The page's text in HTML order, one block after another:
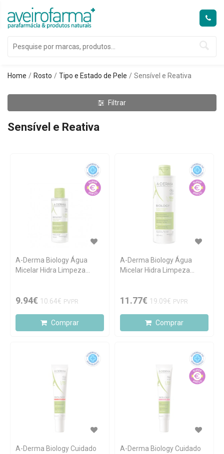
Home Rosto Tipo e Estado de Pele Sensível e Reativa
Filtrar
Sensível e Reativa
A-Derma Biology Água
Micelar Hidra Limpeza
9.94€ 10.64€ PVPR
Comprar
A-Derma Biology Água
Micelar Hidra Limpeza
11.77€ 19.09€ PVPR
Comprar
A-Derma Biology Cuidado
A-Derma Biology Cuidado